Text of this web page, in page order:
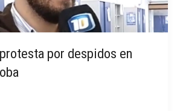
por despidos en